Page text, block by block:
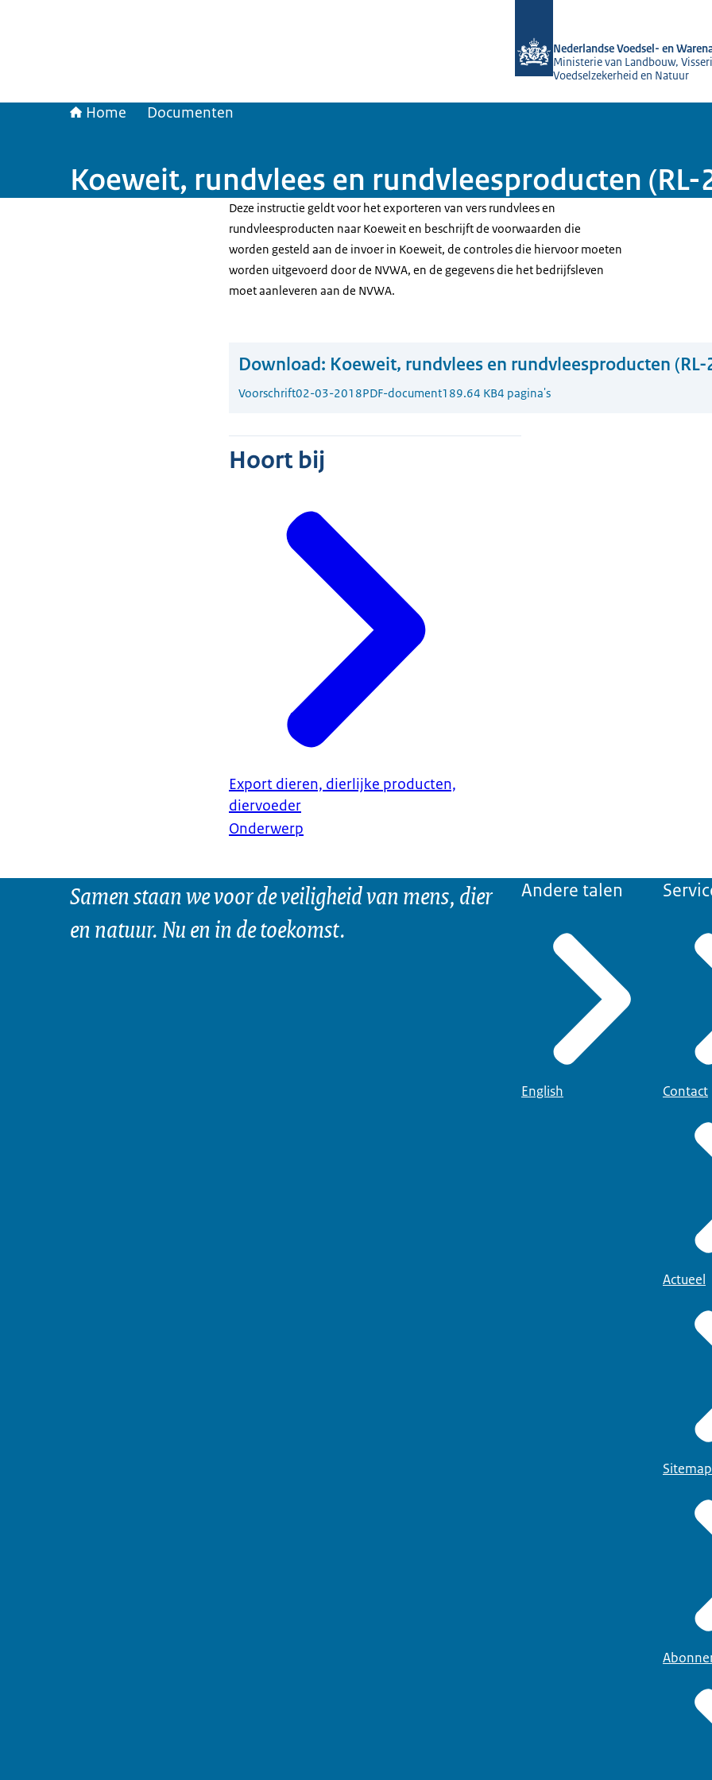
Nederlandse Voedsel- en
Ministerie van Landbouw,
Voedselzekerheid en Natuur
Home Documenten
Koeweit, rundvlees en rundvleesproducten (RL-
Deze instructie geldt voor het exporteren van vers rundvlees en
rundvleesproducten naar Koeweit en beschrijft de voorwaarden die
worden gesteld aan de invoer in Koeweit, de controles die hiervoor moeten
worden uitgevoerd door de NVWA, en de gegevens die het bedrijfsleven
moet aanleveren aan de NVWA.
Download: Koeweit, rundvlees en rundvleesproducten
Voorschrift02-03-2018PDF-document189.64 KB4 pagina's
Hoort bij
Export dieren, dierlijke producten,
diervoeder
Onderwerp
Samen staan we voor de veiligheid van mens, dier
en natuur. Nu en in de toekomst.
Andere talen
English Contact
Actueel
Sitemap